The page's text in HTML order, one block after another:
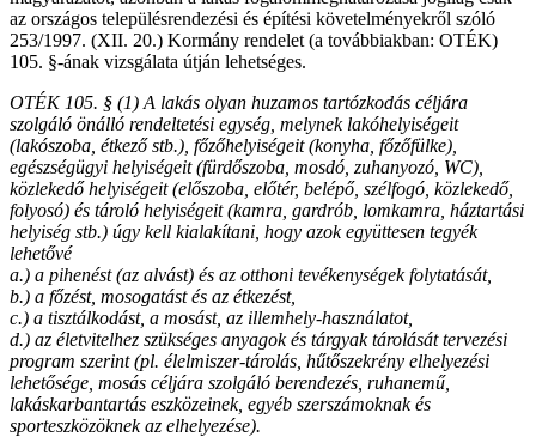
az országos településrendezési és építési követelményekről szóló
253/1997. (XII. 20.) Kormány rendelet (a továbbiakban: OTÉK)
105. §-ának vizsgálata útján lehetséges.
OTÉK 105. § (1) A lakás olyan huzamos tartózkodás céljára
szolgáló önálló rendeltetési egység, melynek lakóhelyiségeit
(lakószoba, étkező stb.), főzőhelyiségeit (konyha, főzőfülke),
egészségügyi helyiségeit (fürdőszoba, mosdó, zuhanyozó, WC),
közlekedő helyiségeit (előszoba, előtér, belépő, szélfogó, közlekedő,
folyosó) és tároló helyiségeit (kamra, gardrób, lomkamra, háztartási
helyiség stb.) úgy kell kialakítani, hogy azok együttesen tegyék
lehetővé
a.) a pihenést (az alvást) és az otthoni tevékenységek folytatását,
b.) a főzést, mosogatást és az étkezést,
c.) a tisztálkodást, a mosást, az illemhely-használatot,
d.) az életvitelhez szükséges anyagok és tárgyak tárolását tervezési
program szerint (pl. élelmiszer-tárolás, hűtőszekrény elhelyezési
lehetősége, mosás céljára szolgáló berendezés, ruhanemű,
lakáskarbantartás eszközeinek, egyéb szerszámoknak és
sporteszközöknek az elhelyezése).